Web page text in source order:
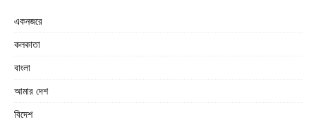
একনজরে
কলকাতা
বাংলা
আমার দেশ
বিদেশ